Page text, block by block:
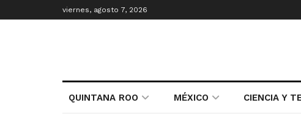
viernes, agosto 7, 2026
QUINTANA ROO MÉXICO CIENCIA Y